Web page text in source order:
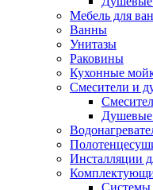
Мебель для
Ванны
Унитазы
Раковины
Кухонные
Смесители и
Инсталляции
Системы